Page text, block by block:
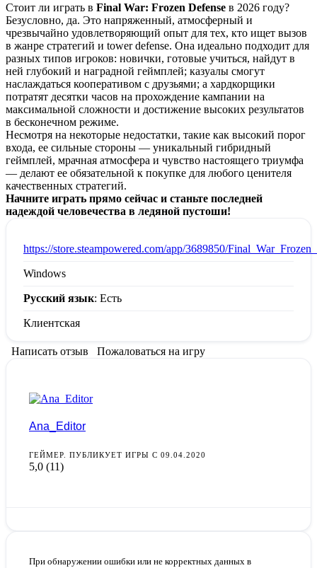
Стоит ли играть в Final War: Frozen Defense в 2026 году?
Безусловно, да. Это напряженный, атмосферный и
чрезвычайно удовлетворяющий опыт для тех, кто ищет вызов
в жанре стратегий и tower defense. Она идеально подходит для
разных типов игроков: новички, готовые учиться, найдут в
ней глубокий и наградной геймплей; казуалы смогут
наслаждаться кооперативом с друзьями; а хардкорщики
потратят десятки часов на прохождение кампании на
максимальной сложности и достижение высоких результатов
в бесконечном режиме.
Несмотря на некоторые недостатки, такие как высокий порог
входа, ее сильные стороны — уникальный гибридный
геймплей, мрачная атмосфера и чувство настоящего триумфа
— делают ее обязательной к покупке для любого ценителя
качественных стратегий.
Начните играть прямо сейчас и станьте последней
надеждой человечества в ледяной пустоши!
https://store.steampowered.com/app/3689850/
Windows
Русский язык: Есть
Клиентская
Написать отзыв Пожаловаться на игру
Ana_Editor
ГЕЙМЕР. ПУБЛИКУЕТ ИГРЫ С 09.04.2020
5,0 (11)
При обнаружении ошибки или не корректных данных в